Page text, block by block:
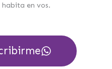
en vos.